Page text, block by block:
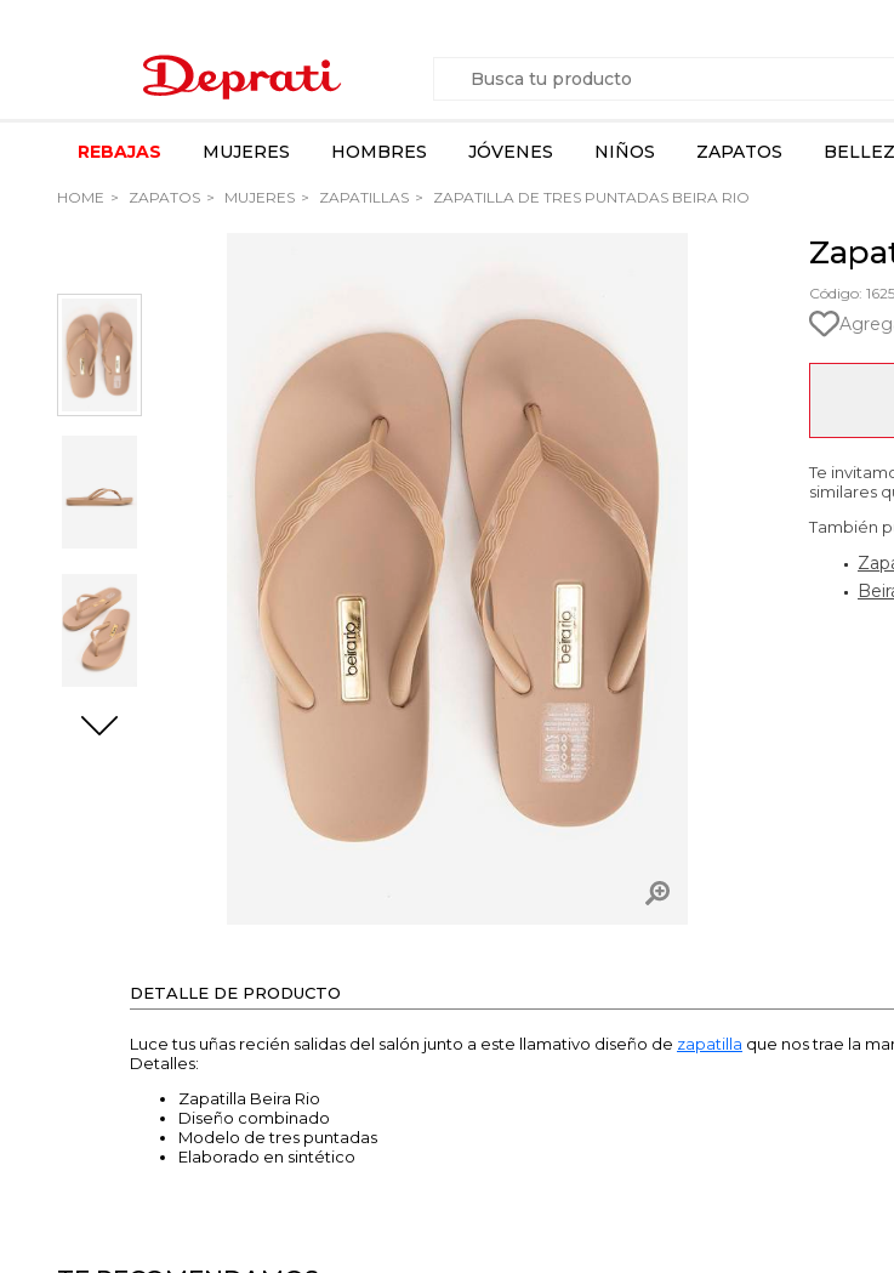
REBAJAS MUJERES HOMBRES JÓVENES NIÑOS ZAPATOS
HOME ZAPATOS MUJERES ZAPATILLAS ZAPATILLA DE TRES PUNTADAS BEIRA RIO
Código:
Te
similares
También
DETALLE DE PRODUCTO
Luce tus uñas recién salidas del salón junto a este llamativo diseño de zapatilla que nos trae la
Detalles:
Zapatilla Beira Rio
Diseño combinado
Modelo de tres puntadas
Elaborado en sintético